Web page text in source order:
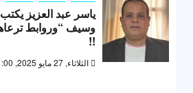
ياسر عبد العزيز
وسيف “وروابط
!!
الثلاثاء, 27 مايو 2025, 11:00 م